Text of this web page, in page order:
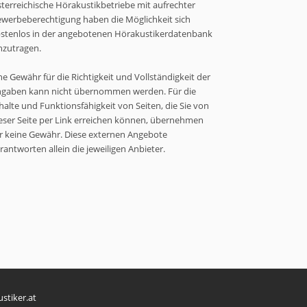
Hörakustikbetriebe mit aufrechter
haben die Möglichkeit sich
in der angebotenen Hörakustikerdatenbank
Gewähr für die Richtigkeit und Vollständigkeit der
kann nicht übernommen werden. Für die
und Funktionsfähigkeit von Seiten, die Sie von
Seite per Link erreichen können, übernehmen
keine Gewähr. Diese externen Angebote
allein die jeweiligen Anbieter.